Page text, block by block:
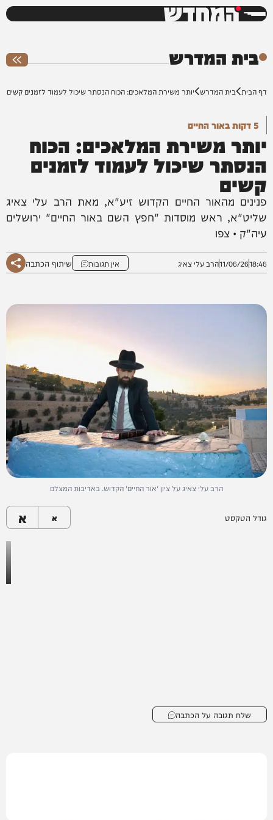
המחדש
בית המדרש
דף הבית בית המדרש יותר משירת המלאכים: הכוח הנסתר שיכול לעמוד לזמנים קשים
5 דקות באור החיים
יותר משירת המלאכים: הכוח
הנסתר שיכול לעמוד לזמנים
קשים
פנינים מהאור החיים הקדוש זיע"א, מאת הרב עלי צאיג
שליט"א, ראש מוסדות "חפץ השם באור החיים" ירושלים
עיה"ק • צפו
18:46
11/06/26הרב עלי צאיג אין תגובות שיתוף הכתבה
הרב עלי צאיג על ציון 'אור החיים' הקדוש. באדיבות המצלם
גודל הטקסט א א
שלח תגובה על הכתבה